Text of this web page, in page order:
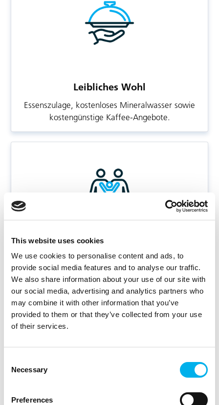
This website uses cookies
We use cookies to personalise content and ads, to
provide social media features and to analyse our traffic.
We also share information about your use of our site with
our social media, advertising and analytics partners who
may combine it with other information that you’ve
provided to them or that they’ve collected from your use
of their services.
Selection
Necessary
Preferences
Leibliches Wohl
Essenszulage, kostenloses Mineralwasser sowie
kostengünstige Kaffee-Angebote.
Beruf und Soziales
Kinderbetreuungszuschüsse, Pflegelotsen,
Beratungsangebote und spezielle Programme wie
„Beruf und Pflege“ unterstützen Sie und schaffen
Entlastung. Das alles ist seit 2005 gelebte Praxis.